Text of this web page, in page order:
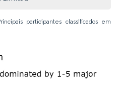
participantes classificados em